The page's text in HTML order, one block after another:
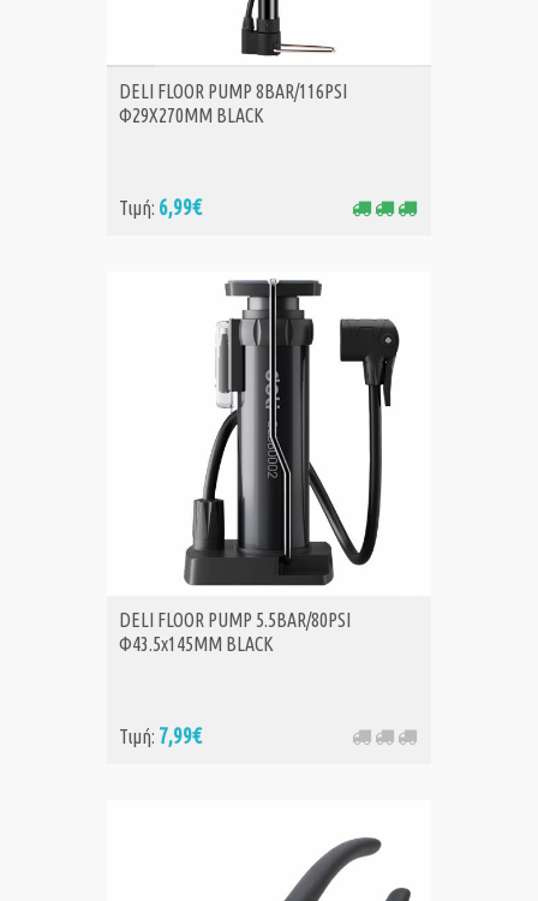
ΑΓΟΡΑ
DELI FLOOR PUMP 8BAR/116PSI
Φ29X270MM BLACK
Τιμή: 6,99€
DELI FLOOR PUMP 5.5BAR/80PSI
Φ43.5x145MM BLACK
Τιμή: 7,99€